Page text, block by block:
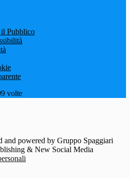
Pubblico
volte
and powered by Gruppo Spaggiari
& New Social Media